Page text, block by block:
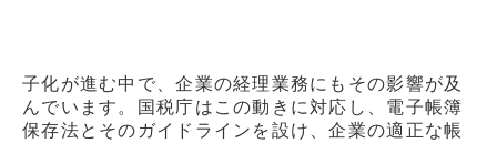
お問い合わせ
子化が進む中で、企業の経理業務にもその影響が及
んでいます。国税庁はこの動きに対応し、電子帳簿
保存法とそのガイドラインを設け、企業の適正な帳